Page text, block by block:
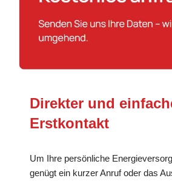
Direkter und
Erstkontakt
Um Ihre persönliche
genügt ein kurzer Anruf oder das